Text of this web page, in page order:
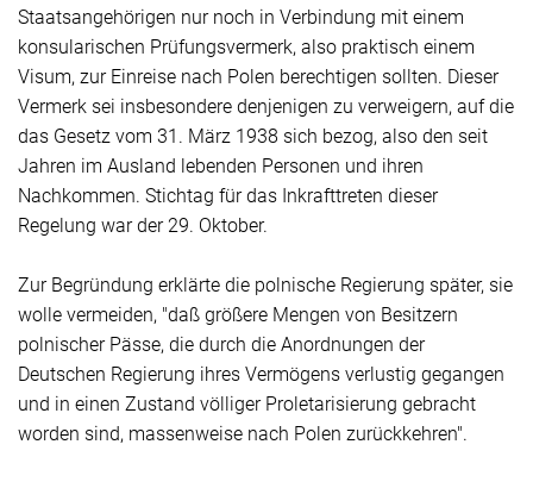
Staatsangehörigen nur noch in Verbindung mit einem
konsularischen Prüfungsvermerk, also praktisch einem
Visum, zur Einreise nach Polen berechtigen sollten. Dieser
Vermerk sei insbesondere denjenigen zu verweigern, auf die
das Gesetz vom 31. März 1938 sich bezog, also den seit
Jahren im Ausland lebenden Personen und ihren
Nachkommen. Stichtag für das Inkrafttreten dieser
Regelung war der 29. Oktober.
Zur Begründung erklärte die polnische Regierung später, sie
wolle vermeiden, "daß größere Mengen von Besitzern
polnischer Pässe, die durch die Anordnungen der
Deutschen Regierung ihres Vermögens verlustig gegangen
und in einen Zustand völliger Proletarisierung gebracht
worden sind, massenweise nach Polen zurückkehren".